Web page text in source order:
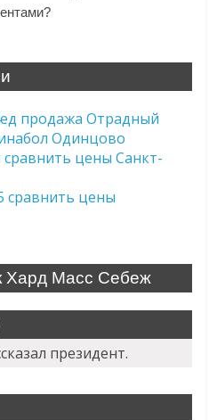
продажа Отрадный
Одинцово
цены Санкт-
сравнить цены
Хард Масс Себеж
президент.